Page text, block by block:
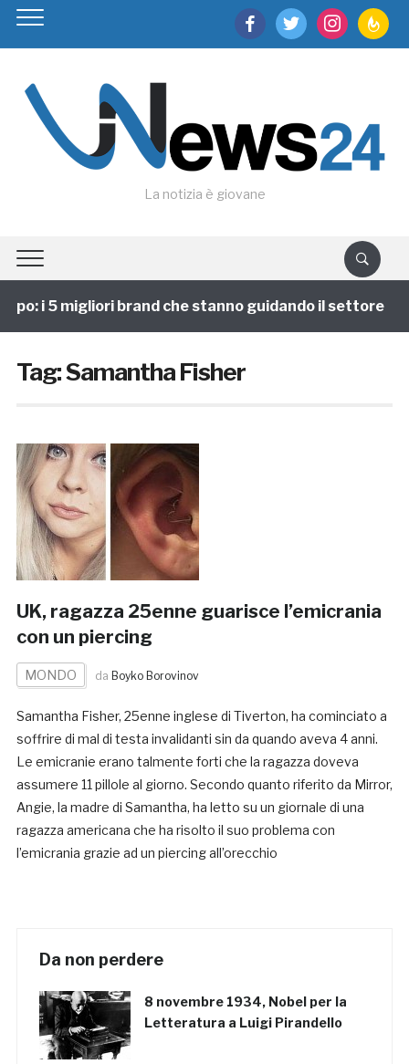
facebooktwitter instagram
La notizia è giovane
i 5 migliori brand che stanno guidando il settore
Tag:Samantha Fisher
UK, ragazza 25enne guarisce l’emicrania
con un piercing
MONDO da Boyko Borovinov
Samantha Fisher, 25enne inglese di Tiverton, ha cominciato a
soffrire di mal di testa invalidanti sin da quando aveva 4 anni.
Le emicranie erano talmente forti che la ragazza doveva
assumere 11 pillole al giorno. Secondo quanto riferito da Mirror,
Angie, la madre di Samantha, ha letto su un giornale di una
ragazza americana che ha risolto il suo problema con
l’emicrania grazie ad un piercing all’orecchio
Da non perdere
8 novembre 1934, Nobel per la
Letteratura a Luigi Pirandello